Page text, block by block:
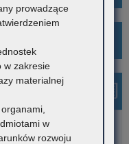
Hasło"
prowadzące
w zakresie
materialnej
organami,
w
rozwoju